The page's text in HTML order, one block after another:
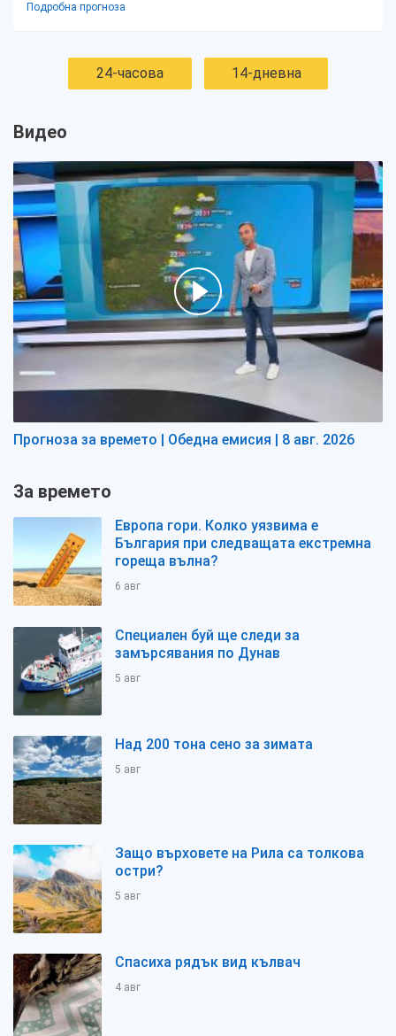
Подробна прогноза
24-часова 14-дневна
Видео
Прогноза за времето | Обедна емисия | 8 авг. 2026
За времето
Европа гори. Колко уязвима е
България при следващата екстремна
гореща вълна?
6 авг
Специален буй ще следи за
замърсявания по Дунав
5 авг
Над 200 тона сено за зимата
5 авг
Защо върховете на Рила са толкова
остри?
5 авг
Спасиха рядък вид кълвач
4 авг